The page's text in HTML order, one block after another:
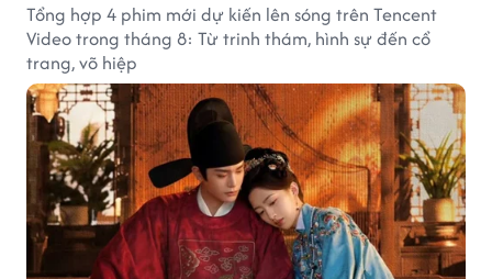
Tổng hợp 4 phim mới dự kiến lên sóng trên Tencent
Video trong tháng 8: Từ trinh thám, hình sự đến cổ
trang, võ hiệp